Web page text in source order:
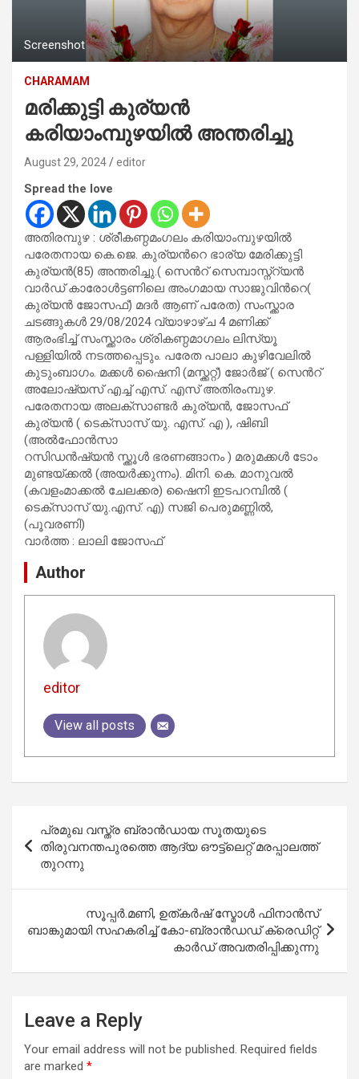
Screenshot
CHARAMAM
മരിക്കുട്ടി കുര്യന്‍
കരിയാംമ്പുഴയില്‍ അന്തരിച്ചു
August 29, 2024 editor
Spread the love
അതിരമ്പുഴ : ശ്രീകണ്ഠമംഗലം കരിയാംമ്പുഴയില്‍
പരേതനായ കെ.ജെ. കുര്യന്‍റെ ഭാര്യ മേരിക്കുട്ടി
കുര്യന്‍(85) അന്തരിച്ചു.( സെന്‍റ് സെമ്പാസ്ന്‍റ്യന്‍
വാര്‍ഡ് കാരോള്‍ട്ടണിലെ അംഗമായ സാജുവിന്‍റെ(
കുര്യന്‍ ജോസഫ്) മദര്‍ ആണ് പരേത) സംസ്ക്കാര
ചടങ്ങുകള്‍ 29/08/2024 വ്യാഴാഴ്ച 4 മണിക്ക്
ആരംഭിച്ച് സംസ്ക്കാരം ശ്രികണ്ഠമാഗലം ലിസ്യൂ
പള്ളിയില്‍ നടത്തപ്പെടും. പരേത പാലാ കുഴിവേലില്‍
കുടുംബാഗം. മക്കള്‍ ഷൈനി (മസ്ക്കറ്റ്) ജോര്‍ജ് ( സെന്‍റ്
അലോഷ്യസ് എച്ച് എസ്. എസ് അതിരംമ്പുഴ.
പരേതനായ അലക്സാണ്ടര്‍ കുര്യന്‍, ജോസഫ്
കുര്യന്‍ ( ടെക്സാസ് യു. എസ്. എ ), ഷിബി
(അല്‍ഫോന്‍സാ
റസിഡന്‍ഷ്യന്‍ സ്ക്കൂള്‍ ഭരണങ്ങാനം ) മരുമക്കള്‍ ടോം
മുണ്ടയ്ക്കല്‍ (അയര്‍ക്കുന്നം). മിനി. കെ. മാനുവല്‍
(കവളംമാക്കല്‍ ചേലക്കര) ഷൈനി ഇടപറമ്പില്‍ (
ടെക്സാസ് യു.എസ്. എ) സജി പെരുമണ്ണില്‍,
(പൂവരണി)
വാര്‍ത്ത : ലാലി ജോസഫ്
Author
editor
View all posts
navigation
പ്രമുഖ വസ്ത്ര ബ്രാന്‍ഡായ സൂതയുടെ
തിരുവനന്തപുരത്തെ ആദ്യ ഔട്ട്‌ലെറ്റ് മരപ്പാലത്ത്
തുറന്നു
സൂപ്പർ.മണി, ഉത്കർഷ് സ്മോൾ ഫിനാൻസ്
ബാങ്കുമായി സഹകരിച്ച് കോ-ബ്രാൻഡഡ് ക്രെഡിറ്റ്
കാർഡ് അവതരിപ്പിക്കുന്നു
Leave a Reply
Your email address will not be published. Required fields
are marked *